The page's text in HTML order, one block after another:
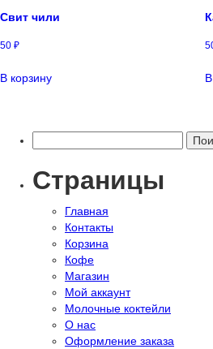
Свит чили
50 ₽
В корзину
Страницы
Главная
Контакты
Корзина
Кофе
Магазин
Мой аккаунт
Молочные коктейли
О нас
Оформление заказа